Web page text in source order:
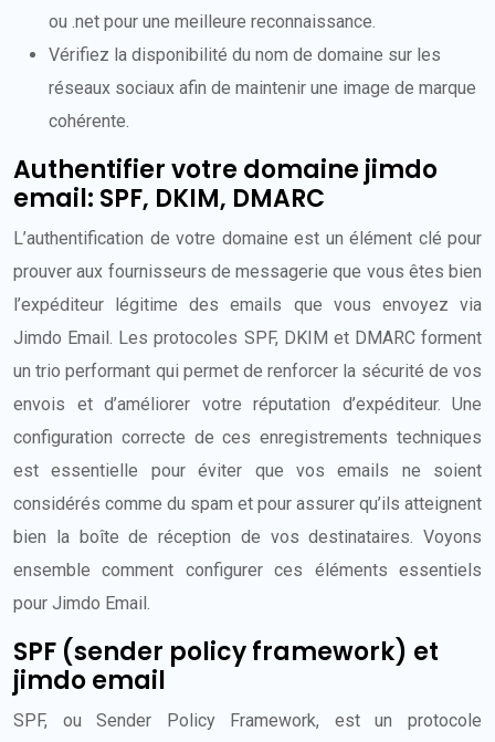
ou .net pour une meilleure reconnaissance.
Vérifiez la disponibilité du nom de domaine sur les
réseaux sociaux afin de maintenir une image de marque
cohérente.
Authentifier votre domaine jimdo
email: SPF, DKIM, DMARC
L’authentification de votre domaine est un élément clé pour
prouver aux fournisseurs de messagerie que vous êtes bien
l’expéditeur légitime des emails que vous envoyez via
Jimdo Email. Les protocoles SPF, DKIM et DMARC forment
un trio performant qui permet de renforcer la sécurité de vos
envois et d’améliorer votre réputation d’expéditeur. Une
configuration correcte de ces enregistrements techniques
est essentielle pour éviter que vos emails ne soient
considérés comme du spam et pour assurer qu’ils atteignent
bien la boîte de réception de vos destinataires. Voyons
ensemble comment configurer ces éléments essentiels
pour Jimdo Email.
SPF (sender policy framework) et
jimdo email
SPF, ou Sender Policy Framework, est un protocole